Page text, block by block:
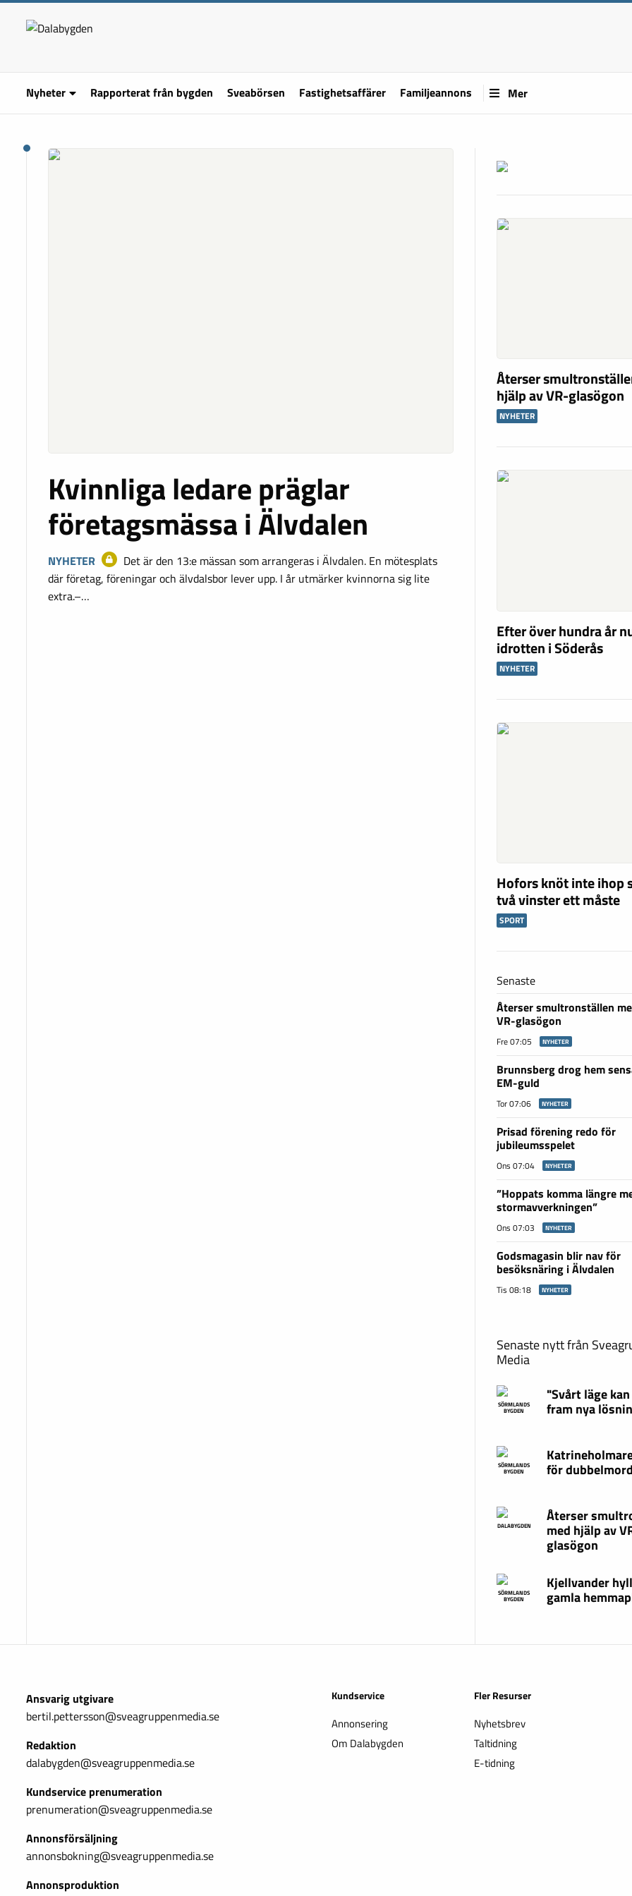
Nyheter Rapporterat från bygden Sveabörsen Fastighetsaffärer Familjeannons Mer
Kvinnliga ledare präglar
företagsmässa i Älvdalen
NYHETER
Det är den 13:e mässan som arrangeras i Älvdalen. En mötesplats
där företag, föreningar och älvdalsbor lever upp. I år utmärker kvinnorna sig lite
extra.–…
Återser
hjälp av VR-glasögon
NYHETER
Efter över hundra år
idrotten i Söderås
NYHETER
Hofors knöt inte ihop
två vinster ett måste
SPORT
Senaste
Återser smultronställen
VR-glasögon
Fre 07:05 NYHETER
Brunnsberg drog hem
EM-guld
Tor 07:06 NYHETER
Prisad förening redo för
jubileumsspelet
Ons 07:04 NYHETER
”Hoppats komma längre
stormavverkningen”
Ons 07:03 NYHETER
Godsmagasin blir nav för
besöksnäring i Älvdalen
Tis 08:18 NYHETER
Senaste nytt från
Media
SÖRMLANDS
BYGDEN
"Svårt läge
fram nya
SÖRMLANDS
BYGDEN för
DALABYGDEN
Återser
med hjälp av
glasögon
SÖRMLANDS
BYGDEN
Kjellvander
gamla
Ansvarig utgivare
bertil.pettersson@sveagruppenmedia.se
Redaktion
dalabygden@sveagruppenmedia.se
Kundservice prenumeration
prenumeration@sveagruppenmedia.se
Annonsförsäljning
annonsbokning@sveagruppenmedia.se
Annonsproduktion
Kundservice
Annonsering
Om Dalabygden
Fler Resurser
Nyhetsbrev
Taltidning
E-tidning